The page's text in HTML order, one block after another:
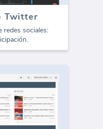
Twitter
sociales: